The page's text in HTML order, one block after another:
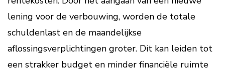
lening voor de verbouwing, worden de totale
schuldenlast en de maandelijkse
aflossingsverplichtingen groter. Dit kan leiden tot
een strakker budget en minder financiële ruimte